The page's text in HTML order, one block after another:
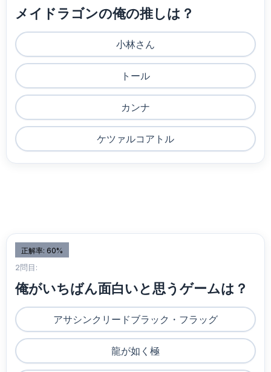
メイドラゴンの俺の推しは？
小林さん
トール
カンナ
ケツァルコアトル
正解率: 60%
2問目:
俺がいちばん面白いと思うゲームは？
アサシンクリードブラック・フラッグ
龍が如く極